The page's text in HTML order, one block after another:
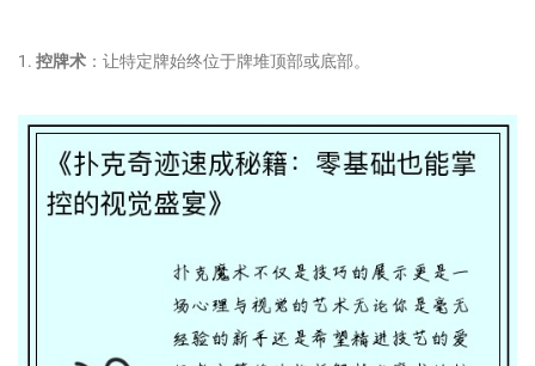
1. 控牌术 ：让特定牌始终位于牌堆顶部或底部。